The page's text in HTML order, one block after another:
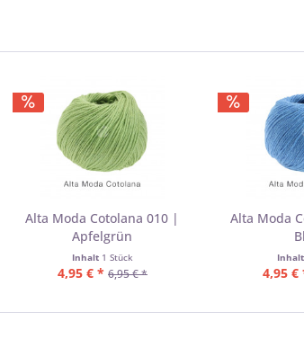
Alta Moda Cotolana 010 |
Apfelgrün
Inhalt 1 Stück
4,95 € * 6,95 € *
Alta Moda
4,95 €